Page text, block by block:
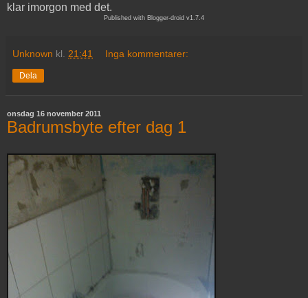
klar imorgon med det.
Published with Blogger-droid v1.7.4
Unknown kl. 21:41 Inga kommentarer:
Dela
onsdag 16 november 2011
Badrumsbyte efter dag 1